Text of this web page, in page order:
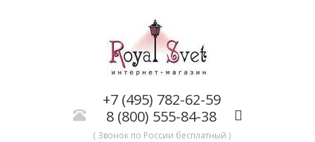
+7 (495) 782-62-59
8 (800) 555-84-38
( Звонок по России бесплатный )